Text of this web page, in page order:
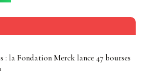
: la Fondation Merck lance 47 bourses